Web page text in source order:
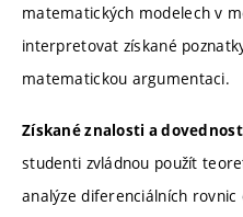
matematických modelech v
interpretovat získané
matematickou argumentaci.
Získané znalosti a
studenti zvládnou použít
analýze diferenciálních